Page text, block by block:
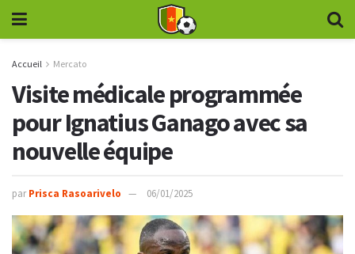
Accueil Mercato
Visite médicale programmée
pour Ignatius Ganago avec sa
nouvelle équipe
par Prisca Rasoarivelo 06/01/2025